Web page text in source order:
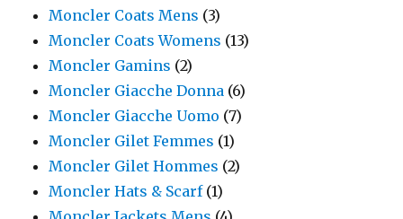
Moncler Coats Mens (3)
Moncler Coats Womens (13)
Moncler Gamins (2)
Moncler Giacche Donna (6)
Moncler Giacche Uomo (7)
Moncler Gilet Femmes (1)
Moncler Gilet Hommes (2)
Moncler Hats & Scarf (1)